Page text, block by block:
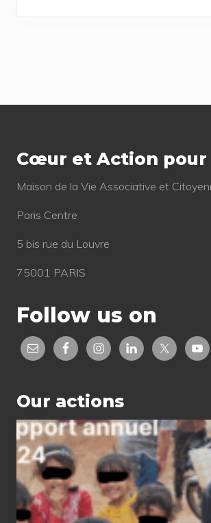
Cœur et Action pour
Mai­son de la Vie Asso­cia­tive et
Paris Centre
5 bis rue du Louvre
75001 PARIS
Follow us on
Our actions
2024
status
report